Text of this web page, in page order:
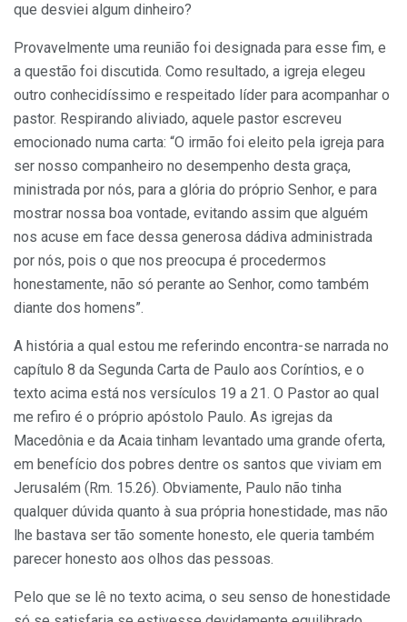
que desviei algum dinheiro?
Provavelmente uma reunião foi designada para esse fim, e
a questão foi discutida. Como resultado, a igreja elegeu
outro conhecidíssimo e respeitado líder para acompanhar o
pastor. Respirando aliviado, aquele pastor escreveu
emocionado numa carta: “O irmão foi eleito pela igreja para
ser nosso companheiro no desempenho desta graça,
ministrada por nós, para a glória do próprio Senhor, e para
mostrar nossa boa vontade, evitando assim que alguém
nos acuse em face dessa generosa dádiva administrada
por nós, pois o que nos preocupa é procedermos
honestamente, não só perante ao Senhor, como também
diante dos homens”.
A história a qual estou me referindo encontra-se narrada no
capítulo 8 da Segunda Carta de Paulo aos Coríntios, e o
texto acima está nos versículos 19 a 21. O Pastor ao qual
me refiro é o próprio apóstolo Paulo. As igrejas da
Macedônia e da Acaia tinham levantado uma grande oferta,
em benefício dos pobres dentre os santos que viviam em
Jerusalém (Rm. 15.26). Obviamente, Paulo não tinha
qualquer dúvida quanto à sua própria honestidade, mas não
lhe bastava ser tão somente honesto, ele queria também
parecer honesto aos olhos das pessoas.
Pelo que se lê no texto acima, o seu senso de honestidade